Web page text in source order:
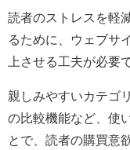
読者のストレスを軽
るために、ウェブサ
上させる工夫が必要
親しみやすいカテゴ
の比較機能など、使
とで、読者の購買意